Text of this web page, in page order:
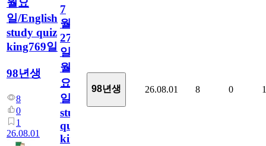
월요
일/English
study quiz
king769일
98년생
8
0
1
26.08.01
7
월
27
일
월
요
일/English
study
quiz
king769
98년생 26.08.01 8 0 1